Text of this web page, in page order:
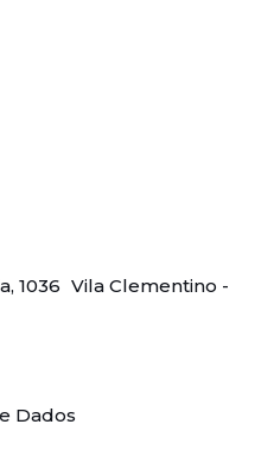
1036 Vila Clementino -
Dados